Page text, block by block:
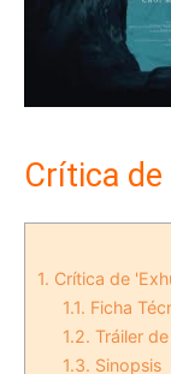
Crítica de
1. Crítica de
1.1. Ficha
1.2. Tráiler
1.3. Sinopsis